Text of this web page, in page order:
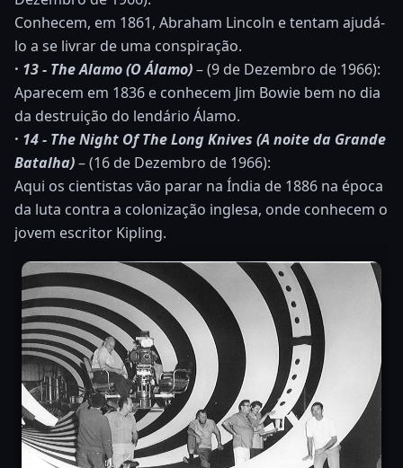
Conhecem, em 1861, Abraham Lincoln e tentam ajudá-
lo a se livrar de uma conspiração.
· 13 - The Alamo (O Álamo)– (9 de Dezembro de 1966):
Aparecem em 1836 e conhecem Jim Bowie bem no dia
da destruição do lendário Álamo.
· 14 - The Night Of The Long Knives (A noite da Grande
Batalha)– (16 de Dezembro de 1966):
Aqui os cientistas vão parar na Índia de 1886 na época
da luta contra a colonização inglesa, onde conhecem o
jovem escritor Kipling.